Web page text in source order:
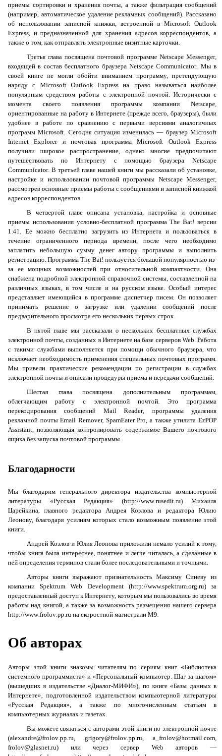
приемы сортировки и хранения почты, а также фильтрация сообщений
(например, автоматическое удаление рекламных сообщений). Рассказано
об использовании записной книжки, встроенной в Microsoft Outlook
Express, и предназначенной для хранения адресов корреспондентов, а
также о том, как отправлять электронные визитные карточки.
Третья глава посвящена почтовой программе Netscape Messenger,
входящей в состав бесплатного браузера Netscape Communicator. Мы в
своей книге не могли обойти вниманием программу, претендующую
наряду с Microsoft Outlook Express
на право называться наиболее
популярным средством работы с электронной почтой. Исторически с
момента своего появления программы компании Netscape,
ориентированные на работу в Интернете (прежде всего, браузеры), были
удобнее в работе по сравнению с первыми версиями аналогичных
программMicrosoft. Сегодня ситуация изменилась — браузерMicrosoft
Internet
Explorerи почтовая программаMicrosoft Outlook
Express
получили широкое распространение, однако многие предпочитают
путешествовать по Интернету с помощью браузера Netscape
Communicator. В третьей главе нашей книги мы рассказали об установке,
настройке и использовании почтовой программы Netscape Messenger,
рассмотрев основные приемы работы с сообщениями и записной книжкой
адресов корреспондентов.
В четвертой главе описана установка, настройка и основные
приемы использования условно-бесплатной программаThe Bat! версии
1.41. Ее можно бесплатно загрузить из Интернета и пользоваться в
течение ограниченного периода времени, после чего необходимо
заплатить небольшую сумму денег автору программы и выполнить
регистрацию. Программа The Bat! пользуется большой популярностью из-
за ее мощных возможностей при относительной компактности. Она
снабжена подробной электронной справочной системы, составленной на
различных языках, в том числе и на русском языке. Особый интерес
представляет имеющийся в программе диспетчер писем. Он позволяет
принимать решение о загрузке или удалении сообщений после
предварительного просмотра его нескольких первых строк.
В пятой главе мы рассказали о нескольких бесплатных службах
электронной почты, созданных в Интернете на базе серверов Web. Работа
с такими службами выполняется при помощи обычного браузера, что
исключает необходимость применения специальных почтовых программ.
Мы привели практические рекомендации по регистрации в службах
электронной почты и описали процедуры приема и передачи сообщений.
Шестая глава посвящена дополнительным программам,
облегчающим работу с электронной почтой. Это программа
перекодирования сообщений Mail Reader, программы удаления
рекламной почты Email Remover, SpamEater Pro, а также утилита EzPOP
Assistant, позволяющая контролировать содержимое Вашего почтового
ящика без запуска почтовой программы.
Благодарности
Мы благодарим генерального директора издательства компьютерной
литературы «Русская Редакция» (http://www.rusedit.ru) Михаила
Царейкина, главного редактора Андрея Козлова и редактора Юлию
Леонову, благодаря усилиям которых стало возможным появление этой
книги.
Андрей Козлов и Юлия Леонова приложили немало усилий к тому,
чтобы книга была интереснее, понятнее и легче читалась, а сделанные в
ней определения терминов стали более последовательными и точными.
Авторы книги выражают признательность Максиму Синеву из
компании Spektrum Web Development (http://www.spektrum.org.ru) за
предоставленный доступ к Интернету, которым мы пользовались во время
работы над книгой, а также за возможность размещения нашего сервера
http://www.frolov.pp.ru на скоростной магистрали M9.
Об авторах
Авторы этой книги знакомы читателям по сериям книг «Библиотека
системного программиста» и «Персональный компьютер. Шаг за шагом»
(вышедших в издательстве «Диалог-МИФИ»), по книге «Базы данных в
Интернете», подготовленной издательством компьютерной литературы
«Русская Редакция», а также по многочисленным статьям в
компьютерных журналах и газетах.
Вы можете связаться с авторами этой книги по электронной почте
(alexandre@frolov.pp.ru, grigory@frolov.pp.ru, a frolov@hotmail.com,
frolov@glasnet.ru) или через сервер Web
авторов —